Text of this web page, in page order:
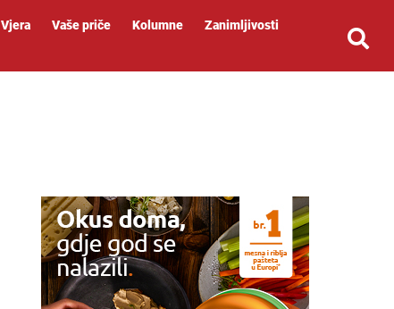
Vjera Vaše priče Kolumne
Zanimljivosti